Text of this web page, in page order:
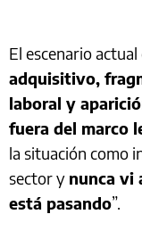
El escenario
adquisitivo,
laboral y
fuera del marco
la situación como
sector y nunca vi
está pasando”.